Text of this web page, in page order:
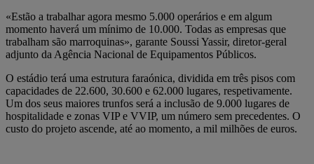
«Estão a trabalhar agora mesmo 5.000 operários e em algum
momento haverá um mínimo de 10.000. Todas as empresas que
trabalham são marroquinas», garante Soussi Yassir, diretor-geral
adjunto da Agência Nacional de Equipamentos Públicos.
O estádio terá uma estrutura faraónica, dividida em três pisos com
capacidades de 22.600, 30.600 e 62.000 lugares, respetivamente.
Um dos seus maiores trunfos será a inclusão de 9.000 lugares de
hospitalidade e zonas VIP e VVIP, um número sem precedentes. O
custo do projeto ascende, até ao momento, a mil milhões de euros.